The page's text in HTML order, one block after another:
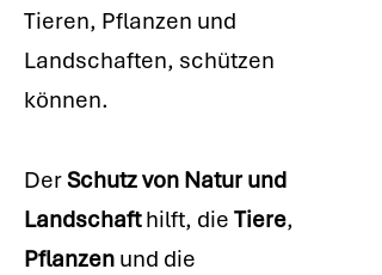
Tieren, Pflanzen und
Landschaften, schützen
können.
DerSchutz von Natur und
Landschafthilft, die Tiere,
Pflanzen und die